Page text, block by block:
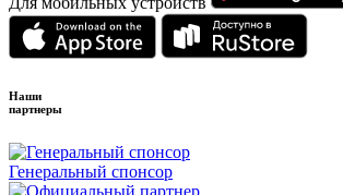
Наши
партнеры
Генеральный спонсор